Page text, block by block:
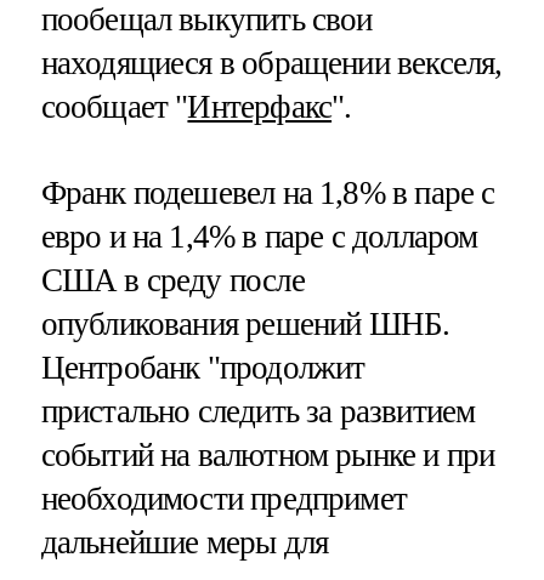
пообещал выкупить свои
находящиеся в обращении векселя,
сообщает "Интерфакс".
Франк подешевел на 1,8% в паре с
евро и на 1,4% в паре с долларом
США в среду после
опубликования решений ШНБ.
Центробанк "продолжит
пристально следить за развитием
событий на валютном рынке и при
необходимости предпримет
дальнейшие меры для